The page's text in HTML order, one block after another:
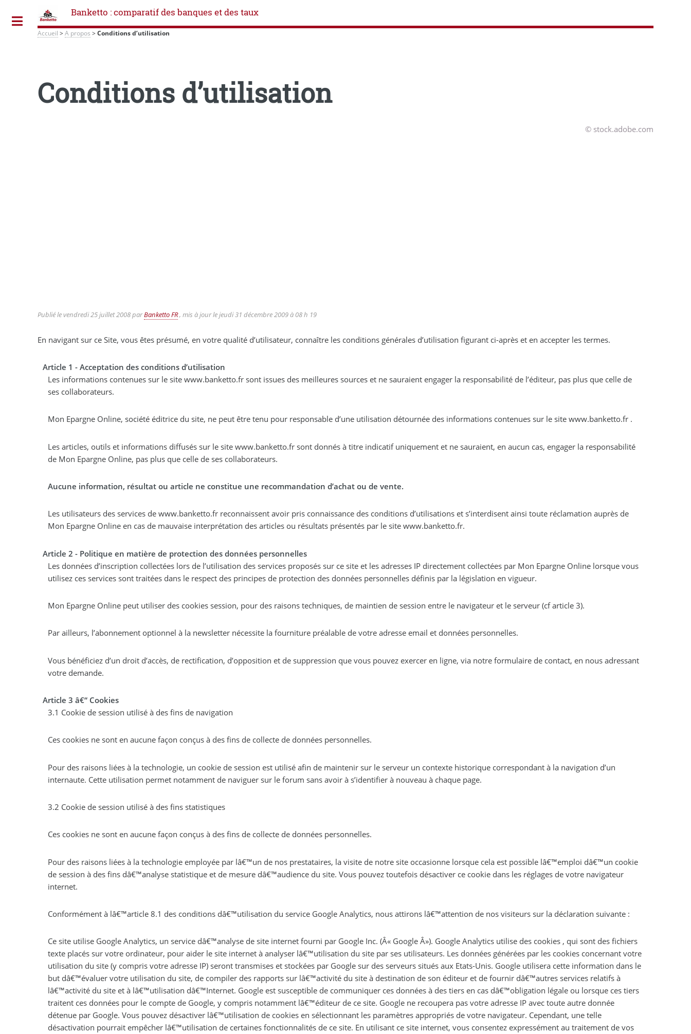
Banketto : comparatif des banques et des taux
Accueil >A propos >Conditions d’utilisation
Conditions d’utilisation
© stock.adobe.com
Publié levendredi 25 juillet 2008parBanketto FR, mis à jour lejeudi 31 décembre 2009 à 08 h 19
En navigant sur ce Site, vous êtes présumé, en votre qualité d’utilisateur, connaître les conditions générales d’utilisation figurant ci-après et en accepter les termes.
Article 1 - Acceptation des conditions d’utilisation
Les informations contenues sur le site www.banketto.fr sont issues des meilleures sources et ne sauraient engager la responsabilité de l’éditeur, pas plus que celle de
ses collaborateurs.
Mon Epargne Online, société éditrice du site, ne peut être tenu pour responsable d’une utilisation détournée des informations contenues sur le site www.banketto.fr .
Les articles, outils et informations diffusés sur le site www.banketto.fr sont donnés à titre indicatif uniquement et ne sauraient, en aucun cas, engager la responsabilité
de Mon Epargne Online, pas plus que celle de ses collaborateurs.
Aucune information, résultat ou article ne constitue une recommandation d’achat ou de vente.
Les utilisateurs des services de www.banketto.fr reconnaissent avoir pris connaissance des conditions d’utilisations et s’interdisent ainsi toute réclamation auprès de
Mon Epargne Online en cas de mauvaise interprétation des articles ou résultats présentés par le site www.banketto.fr.
Article 2 - Politique en matière de protection des données personnelles
Les données d’inscription collectées lors de l’utilisation des services proposés sur ce site et les adresses IP directement collectées par Mon Epargne Online lorsque vous
utilisez ces services sont traitées dans le respect des principes de protection des données personnelles définis par la législation en vigueur.
Mon Epargne Online peut utiliser des cookies session, pour des raisons techniques, de maintien de session entre le navigateur et le serveur (cf article 3).
Par ailleurs, l’abonnement optionnel à la newsletter nécessite la fourniture préalable de votre adresse email et données personnelles.
Vous bénéficiez d’un droit d’accès, de rectification, d’opposition et de suppression que vous pouvez exercer en ligne, via notre formulaire de contact, en nous adressant
votre demande.
Article 3 â€“ Cookies
3.1 Cookie de session utilisé à des fins de navigation
Ces cookies ne sont en aucune façon conçus à des fins de collecte de données personnelles.
Pour des raisons liées à la technologie, un cookie de session est utilisé afin de maintenir sur le serveur un contexte historique correspondant à la navigation d’un
internaute. Cette utilisation permet notamment de naviguer sur le forum sans avoir à s’identifier à nouveau à chaque page.
3.2 Cookie de session utilisé à des fins statistiques
Ces cookies ne sont en aucune façon conçus à des fins de collecte de données personnelles.
Pour des raisons liées à la technologie employée par lâ€™un de nos prestataires, la visite de notre site occasionne lorsque cela est possible lâ€™emploi dâ€™un cookie
de session à des fins dâ€™analyse statistique et de mesure dâ€™audience du site. Vous pouvez toutefois désactiver ce cookie dans les réglages de votre navigateur
internet.
Conformément à lâ€™article 8.1 des conditions dâ€™utilisation du service Google Analytics, nous attirons lâ€™attention de nos visiteurs sur la déclaration suivante :
Ce site utilise Google Analytics, un service dâ€™analyse de site internet fourni par Google Inc. (Â« Google Â»). Google Analytics utilise des cookies , qui sont des fichiers
texte placés sur votre ordinateur, pour aider le site internet à analyser lâ€™utilisation du site par ses utilisateurs. Les données générées par les cookies concernant votre
utilisation du site (y compris votre adresse IP) seront transmises et stockées par Google sur des serveurs situés aux Etats-Unis. Google utilisera cette information dans le
but dâ€™évaluer votre utilisation du site, de compiler des rapports sur lâ€™activité du site à destination de son éditeur et de fournir dâ€™autres services relatifs à
lâ€™activité du site et à lâ€™utilisation dâ€™Internet. Google est susceptible de communiquer ces données à des tiers en cas dâ€™obligation légale ou lorsque ces tiers
traitent ces données pour le compte de Google, y compris notamment lâ€™éditeur de ce site. Google ne recoupera pas votre adresse IP avec toute autre donnée
détenue par Google. Vous pouvez désactiver lâ€™utilisation de cookies en sélectionnant les paramètres appropriés de votre navigateur. Cependant, une telle
désactivation pourrait empêcher lâ€™utilisation de certaines fonctionnalités de ce site. En utilisant ce site internet, vous consentez expressément au traitement de vos
Toggle